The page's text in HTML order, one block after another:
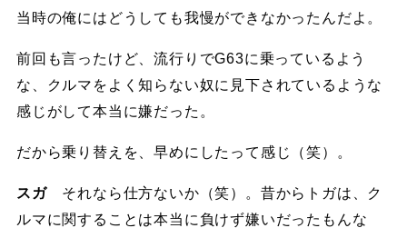
当時の俺にはどうしても我慢ができなかったんだよ。
前回も言ったけど、流行りでG63に乗っているよう
な、クルマをよく知らない奴に見下されているような
感じがして本当に嫌だった。
だから乗り替えを、早めにしたって感じ（笑）。
スガ それなら仕方ないか（笑）。昔からトガは、ク
ルマに関することは本当に負けず嫌いだったもんな